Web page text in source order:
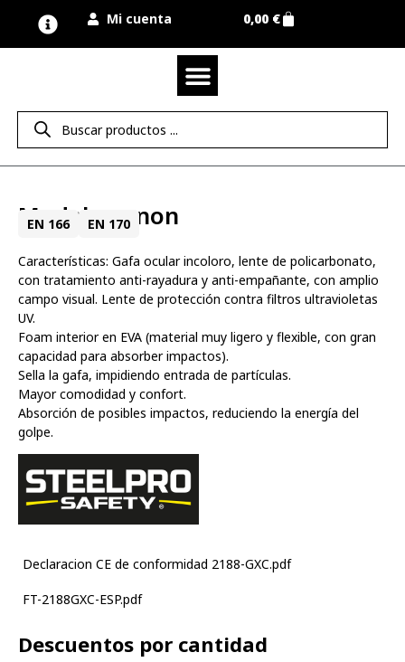
Mi cuenta 0,00 €
Modelo xenon
EN 166 EN 170
Características: Gafa ocular incoloro, lente de policarbonato,
con tratamiento anti-rayadura y anti-empañante, con amplio
campo visual. Lente de protección contra filtros ultravioletas
UV.
Foam interior en EVA (material muy ligero y flexible, con gran
capacidad para absorber impactos).
Sella la gafa, impidiendo entrada de partículas.
Mayor comodidad y confort.
Absorción de posibles impactos, reduciendo la energía del
golpe.
Declaracion CE de conformidad 2188-GXC.pdf
FT-2188GXC-ESP.pdf
Descuentos por cantidad